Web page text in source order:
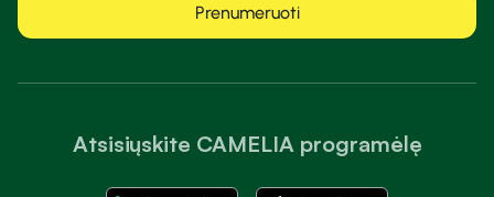
Atsisiųskite CAMELIA programėlę
Prenumeruoti